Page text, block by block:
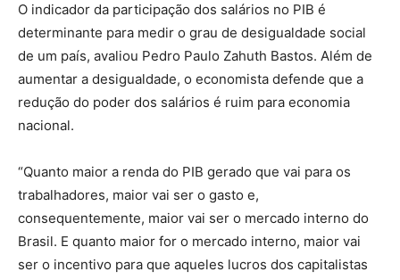
O indicador da participação dos salários no PIB é
determinante para medir o grau de desigualdade social
de um país, avaliou Pedro Paulo Zahuth Bastos. Além de
aumentar a desigualdade, o economista defende que a
redução do poder dos salários é ruim para economia
nacional.
“Quanto maior a renda do PIB gerado que vai para os
trabalhadores, maior vai ser o gasto e,
consequentemente, maior vai ser o mercado interno do
Brasil. E quanto maior for o mercado interno, maior vai
ser o incentivo para que aqueles lucros dos capitalistas